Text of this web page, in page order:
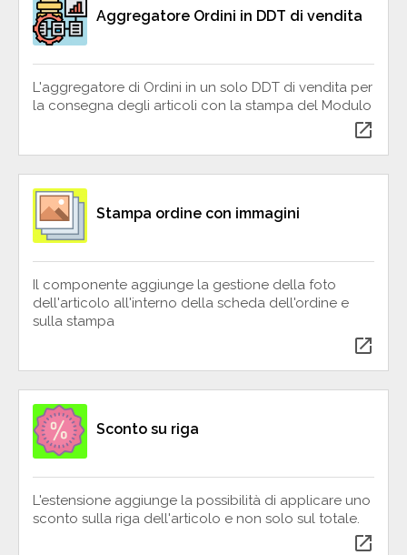
Aggregatore Ordini in DDT di vendita
L'aggregatore di Ordini in un solo DDT di vendita per
la consegna degli articoli con la stampa del Modulo
open_in_new
Stampa ordine con immagini
Il componente aggiunge la gestione della foto
dell'articolo all'interno della scheda dell'ordine e
sulla stampa
open_in_new
Sconto su riga
L'estensione aggiunge la possibilità di applicare uno
sconto sulla riga dell'articolo e non solo sul totale.
open_in_new